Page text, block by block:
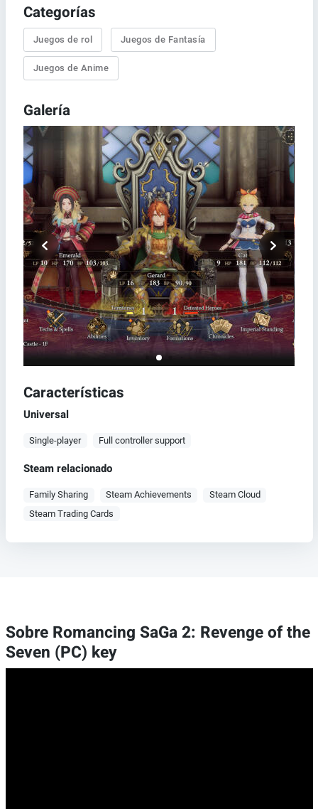
Categorías
Juegos de rol Juegos de Fantasía
Juegos de Anime
Galería
Características
Universal
Single-player Full controller support
Steam relacionado
Family Sharing Steam Achievements
Steam Cloud
Steam Trading Cards
Sobre Romancing SaGa 2: Revenge of the
Seven (PC) key